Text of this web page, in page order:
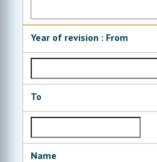
Year of revision : From
To
Name